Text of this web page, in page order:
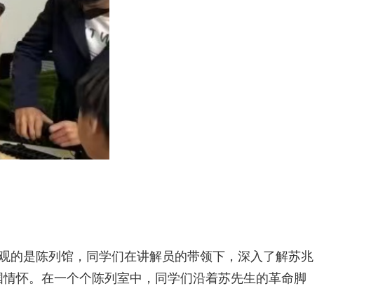
的是陈列馆，同学们在讲解员的带领下，深入了解苏兆
怀。在一个个陈列室中，同学们沿着苏先生的革命脚